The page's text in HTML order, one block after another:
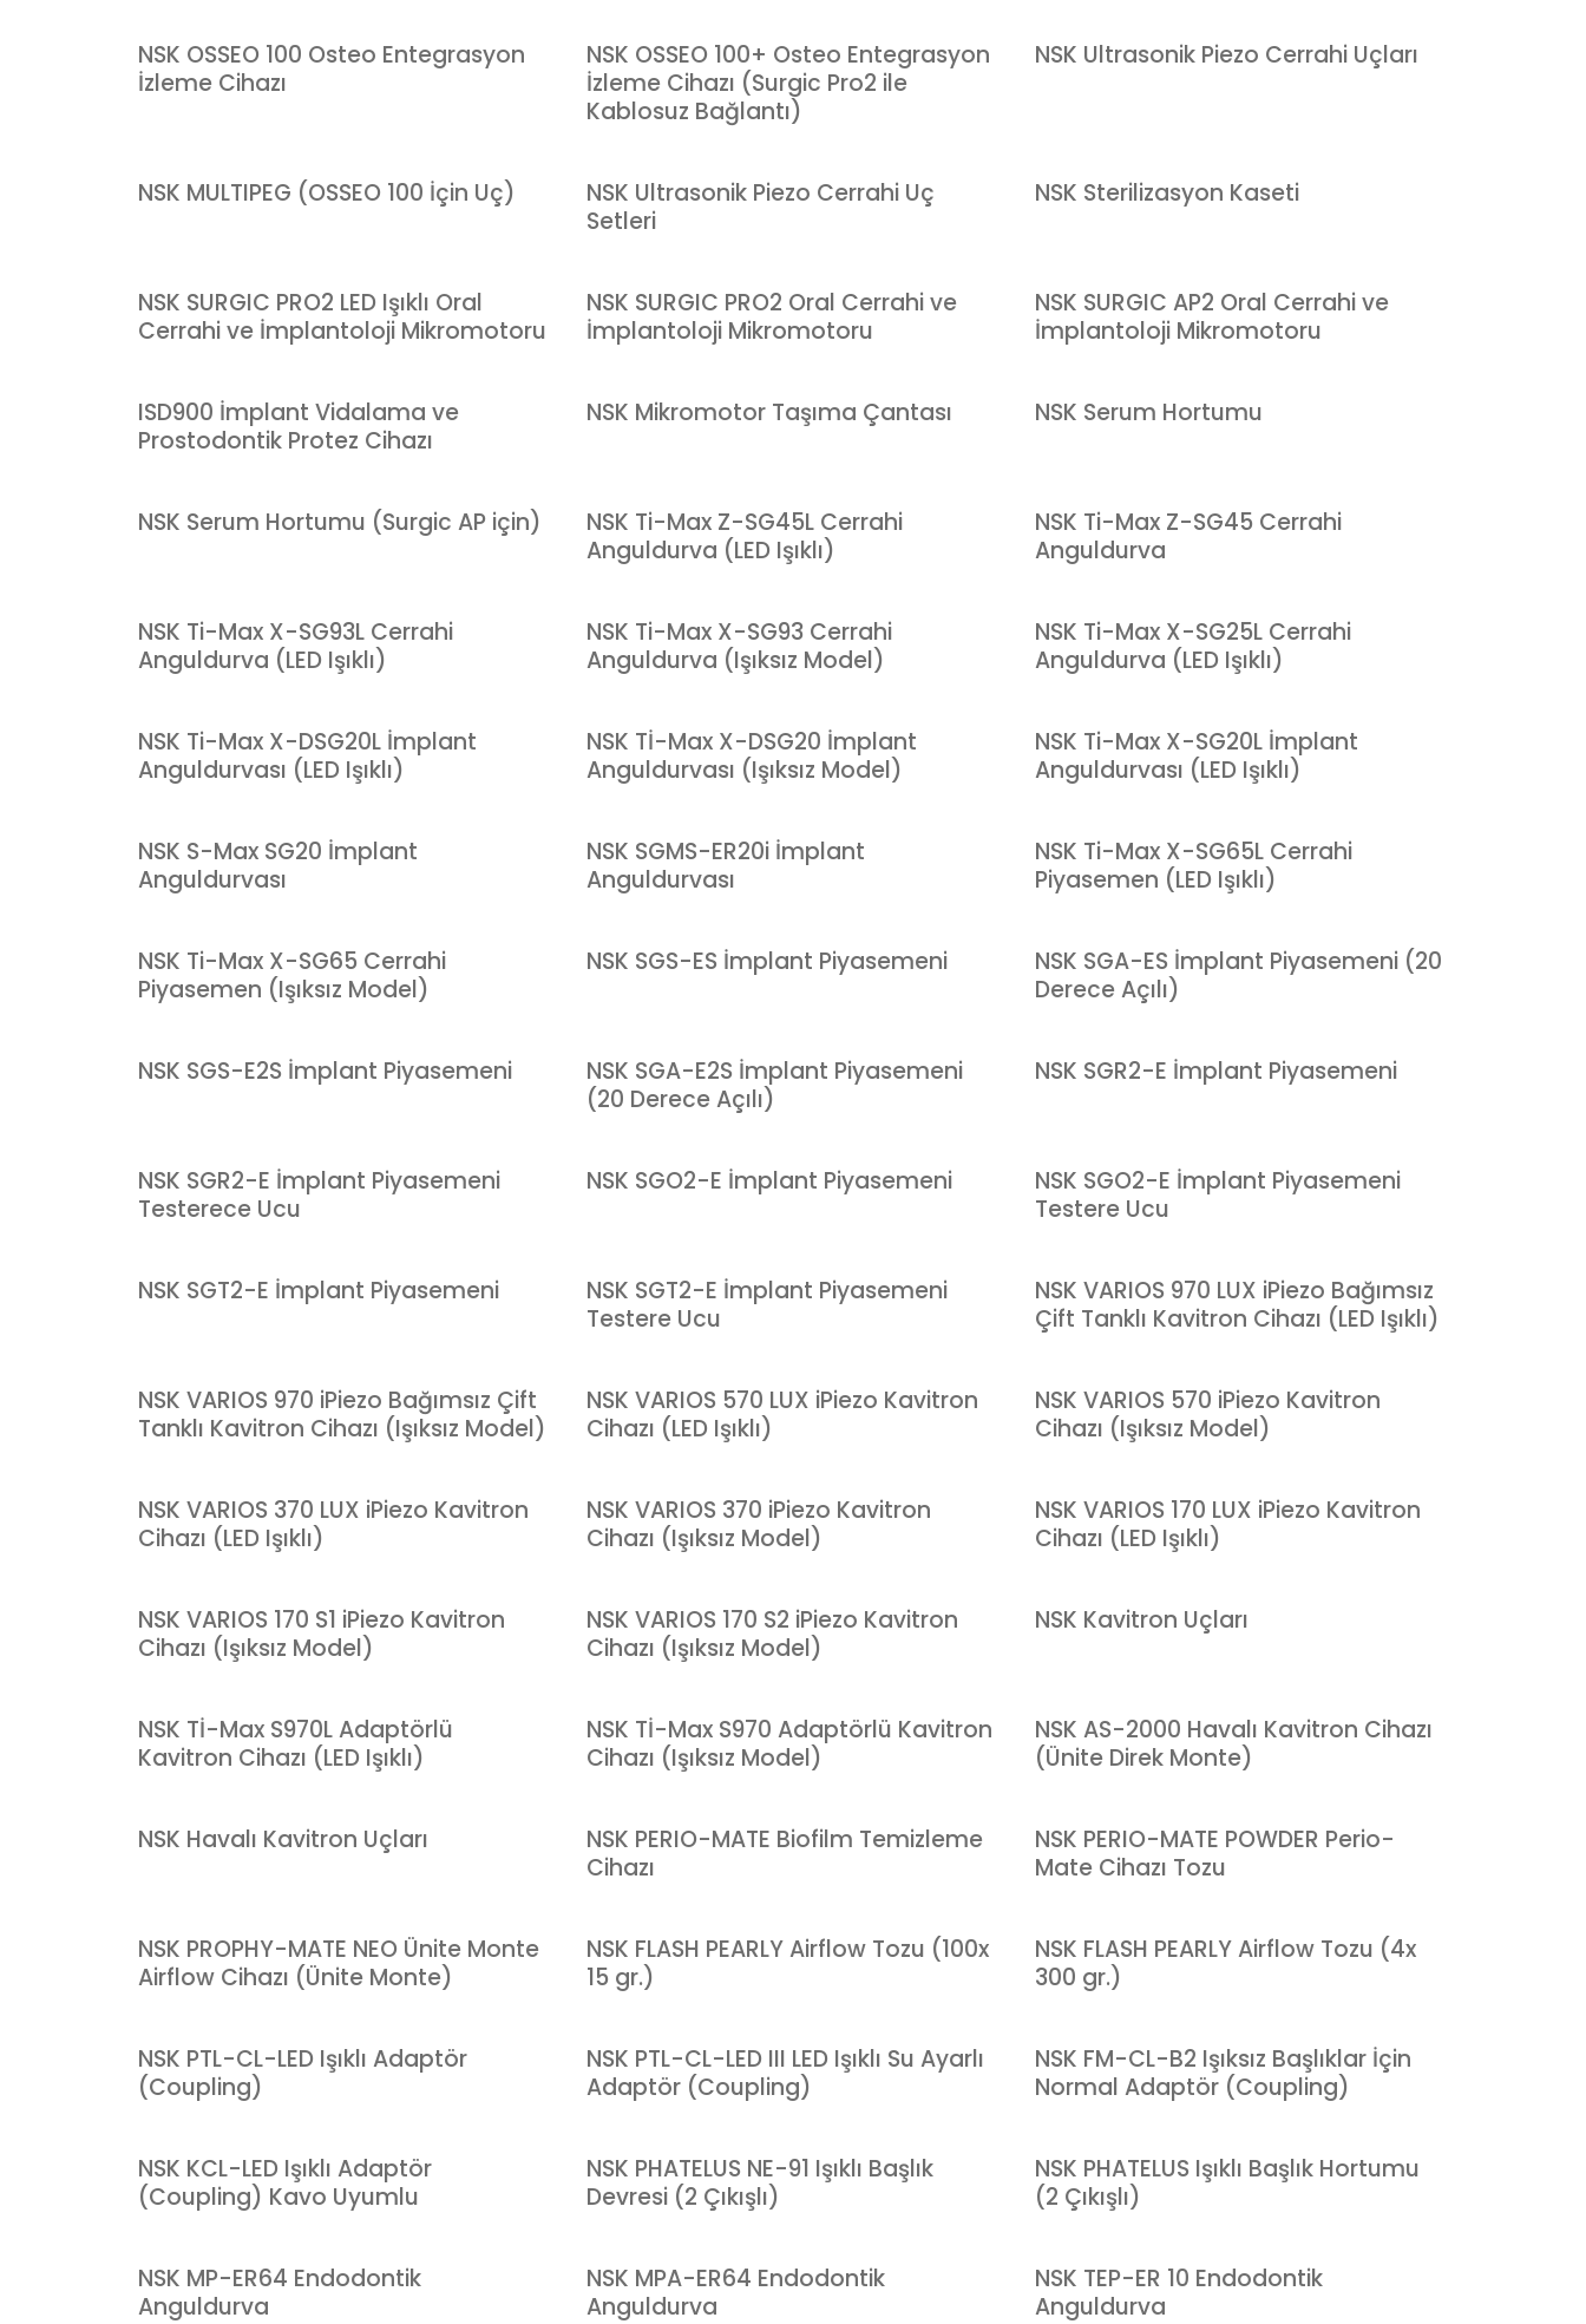
NSK OSSEO 100 Osteo Entegrasyon
İzleme Cihazı
NSK OSSEO 100+ Osteo Entegrasyon
İzleme Cihazı (Surgic Pro2 ile
Kablosuz Bağlantı)
NSK Ultrasonik Piezo Cerrahi Uçları
NSK MULTIPEG (OSSEO 100 İçin Uç)
NSK Ultrasonik Piezo Cerrahi Uç
Setleri
NSK Sterilizasyon Kaseti
NSK SURGIC PRO2 LED Işıklı Oral
Cerrahi ve İmplantoloji Mikromotoru
NSK SURGIC PRO2 Oral Cerrahi ve
İmplantoloji Mikromotoru
NSK SURGIC AP2 Oral Cerrahi ve
İmplantoloji Mikromotoru
ISD900 İmplant Vidalama ve
Prostodontik Protez Cihazı
NSK Mikromotor Taşıma Çantası NSK Serum Hortumu
NSK Serum Hortumu (Surgic AP için)
NSK Ti-Max Z-SG45L Cerrahi
Anguldurva (LED Işıklı)
NSK Ti-Max Z-SG45 Cerrahi
Anguldurva
NSK Ti-Max X-SG93L Cerrahi
Anguldurva (LED Işıklı)
NSK Ti-Max X-SG93 Cerrahi
Anguldurva (Işıksız Model)
NSK Ti-Max X-SG25L Cerrahi
Anguldurva (LED Işıklı)
NSK Ti-Max X-DSG20L İmplant
Anguldurvası (LED Işıklı)
NSK Tİ-Max X-DSG20 İmplant
Anguldurvası (Işıksız Model)
NSK Ti-Max X-SG20L İmplant
Anguldurvası (LED Işıklı)
NSK S-Max SG20 İmplant
Anguldurvası
NSK SGMS-ER20i İmplant
Anguldurvası
NSK Ti-Max X-SG65L Cerrahi
Piyasemen (LED Işıklı)
NSK Ti-Max X-SG65 Cerrahi
Piyasemen (Işıksız Model)
NSK SGS-ES İmplant Piyasemeni
NSK SGA-ES İmplant Piyasemeni (20
Derece Açılı)
NSK SGS-E2S İmplant Piyasemeni
NSK SGA-E2S İmplant Piyasemeni
(20 Derece Açılı)
NSK SGR2-E İmplant Piyasemeni
NSK SGR2-E İmplant Piyasemeni
Testerece Ucu
NSK SGO2-E İmplant Piyasemeni
NSK SGO2-E İmplant Piyasemeni
Testere Ucu
NSK SGT2-E İmplant Piyasemeni
NSK SGT2-E İmplant Piyasemeni
Testere Ucu
NSK VARIOS 970 LUX iPiezo Bağımsız
Çift Tanklı Kavitron Cihazı (LED Işıklı)
NSK VARIOS 970 iPiezo Bağımsız Çift
Tanklı Kavitron Cihazı (Işıksız Model)
NSK VARIOS 570 LUX iPiezo Kavitron
Cihazı (LED Işıklı)
NSK VARIOS 570 iPiezo Kavitron
Cihazı (Işıksız Model)
NSK VARIOS 370 LUX iPiezo Kavitron
Cihazı (LED Işıklı)
NSK VARIOS 370 iPiezo Kavitron
Cihazı (Işıksız Model)
NSK VARIOS 170 LUX iPiezo Kavitron
Cihazı (LED Işıklı)
NSK VARIOS 170 S1 iPiezo Kavitron
Cihazı (Işıksız Model)
NSK VARIOS 170 S2 iPiezo Kavitron
Cihazı (Işıksız Model)
NSK Kavitron Uçları
NSK Tİ-Max S970L Adaptörlü
Kavitron Cihazı (LED Işıklı)
NSK Tİ-Max S970 Adaptörlü Kavitron
Cihazı (Işıksız Model)
NSK AS-2000 Havalı Kavitron Cihazı
(Ünite Direk Monte)
NSK Havalı Kavitron Uçları
NSK PERIO-MATE Biofilm Temizleme
Cihazı
NSK PERIO-MATE POWDER Perio-
Mate Cihazı Tozu
NSK PROPHY-MATE NEO Ünite Monte
Airflow Cihazı (Ünite Monte)
NSK FLASH PEARLY Airflow Tozu (100x
15 gr.)
NSK FLASH PEARLY Airflow Tozu (4x
300 gr.)
NSK PTL-CL-LED Işıklı Adaptör
(Coupling)
NSK PTL-CL-LED III LED Işıklı Su Ayarlı
Adaptör (Coupling)
NSK FM-CL-B2 Işıksız Başlıklar İçin
Normal Adaptör (Coupling)
NSK KCL-LED Işıklı Adaptör
(Coupling) Kavo Uyumlu
NSK PHATELUS NE-91 Işıklı Başlık
Devresi (2 Çıkışlı)
NSK PHATELUS Işıklı Başlık Hortumu
(2 Çıkışlı)
NSK MP-ER64 Endodontik
Anguldurva
NSK MPA-ER64 Endodontik
Anguldurva
NSK TEP-ER 10 Endodontik
Anguldurva